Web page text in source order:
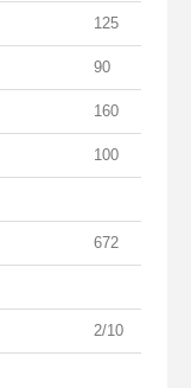
125
90
160
100
672
2/10